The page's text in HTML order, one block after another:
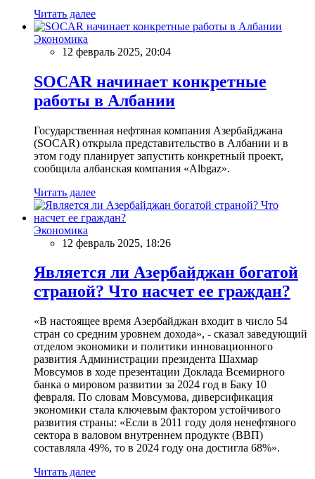
Читать далее
Экономика
12 февраль 2025, 20:04
SOCAR начинает конкретные
работы в Албании
Государственная нефтяная компания Азербайджана
(SOCAR) открыла представительство в Албании и в
этом году планирует запустить конкретный проект,
сообщила албанская компания «Albgaz».
Читать далее
Экономика
12 февраль 2025, 18:26
Является ли Азербайджан богатой
страной? Что насчет ее граждан?
«В настоящее время Азербайджан входит в число 54
стран со средним уровнем дохода», - сказал заведующий
отделом экономики и политики инновационного
развития Администрации президента Шахмар
Мовсумов в ходе презентации Доклада Всемирного
банка о мировом развитии за 2024 год в Баку 10
февраля. По словам Мовсумова, диверсификация
экономики стала ключевым фактором устойчивого
развития страны: «Если в 2011 году доля ненефтяного
сектора в валовом внутреннем продукте (ВВП)
составляла 49%, то в 2024 году она достигла 68%».
Читать далее